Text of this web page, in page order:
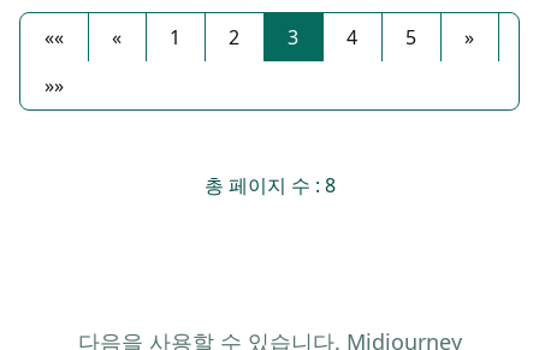
«« « 1 2 3 4 5
»
»»
총 페이지 수 : 8
다음을 사용할 수 있습니다. Midjourney